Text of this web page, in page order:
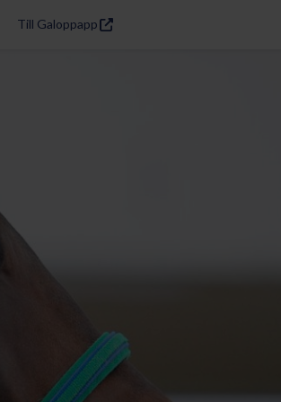
Till Galoppapp